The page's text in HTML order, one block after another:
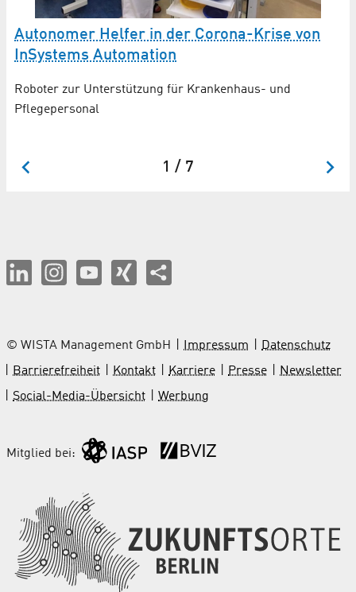
Autonomer Helfer in der Corona-Krise von
InSystems Automation
Roboter zur Unterstützung für Krankenhaus- und
Pflegepersonal
1 / 7
© WISTA Management GmbH Impressum
Datenschutz
Barrierefreiheit
Kontakt Karriere Presse
Newsletter
Social-Media-Übersicht
Werbung
Mitglied bei: